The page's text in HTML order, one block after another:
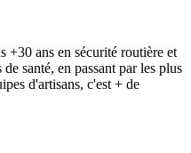
+30 ans en sécurité routière et
santé, en passant par les plus
d'artisans, c'est + de